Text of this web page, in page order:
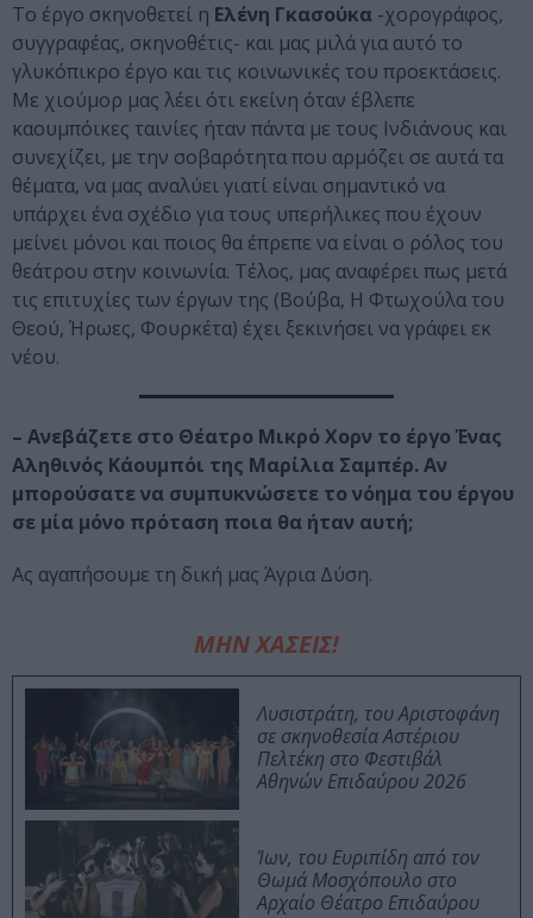
Το έργο σκηνοθετεί η Ελένη Γκασούκα -χορογράφος,
συγγραφέας, σκηνοθέτις- και μας μιλά για αυτό το
γλυκόπικρο έργο και τις κοινωνικές του προεκτάσεις.
Με χιούμορ μας λέει ότι εκείνη όταν έβλεπε
καουμπόικες ταινίες ήταν πάντα με τους Ινδιάνους και
συνεχίζει, με την σοβαρότητα που αρμόζει σε αυτά τα
θέματα, να μας αναλύει γιατί είναι σημαντικό να
υπάρχει ένα σχέδιο για τους υπερήλικες που έχουν
μείνει μόνοι και ποιος θα έπρεπε να είναι ο ρόλος του
θεάτρου στην κοινωνία. Τέλος, μας αναφέρει πως μετά
τις επιτυχίες των έργων της (Βούβα, Η Φτωχούλα του
Θεού, Ήρωες, Φουρκέτα) έχει ξεκινήσει να γράφει εκ
νέου.
– Ανεβάζετε στο Θέατρο Μικρό Χορν το έργο Ένας
Αληθινός Κάουμπόι της Μαρίλια Σαμπέρ. Αν
μπορούσατε να συμπυκνώσετε το νόημα του έργου
σε μία μόνο πρόταση ποια θα ήταν αυτή;
Ας αγαπήσουμε τη δική μας Άγρια Δύση.
ΜΗΝ ΧΑΣΕΙΣ!
Λυσιστράτη, του Αριστοφάνη
σε σκηνοθεσία Αστέριου
Πελτέκη στο Φεστιβάλ
Αθηνών Επιδαύρου 2026
Ίων, του Ευριπίδη από τον
Θωμά Μοσχόπουλο στο
Αρχαίο Θέατρο Επιδαύρου